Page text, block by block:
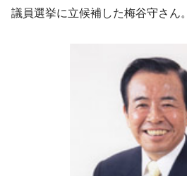
議員選挙に立候補した梅谷守さん。